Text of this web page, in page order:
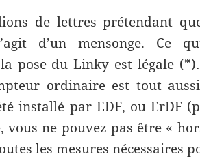
de lettres prétendant
d’un mensonge. Ce
la pose du Linky est légale
ordinaire est tout
installé par EDF, ou ErDF
ne pouvez pas être «
les mesures nécessaires